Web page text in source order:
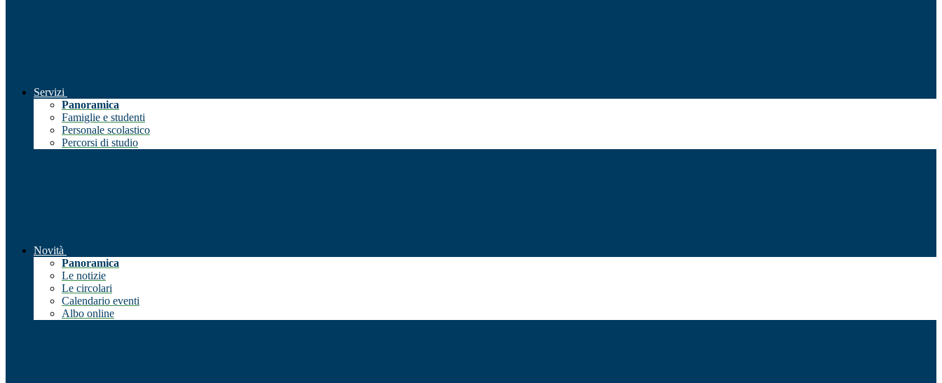
Servizi
Panoramica
Famiglie e studenti
Personale scolastico
Percorsi di studio
Novità
Panoramica
Le notizie
Le circolari
Calendario eventi
Albo online